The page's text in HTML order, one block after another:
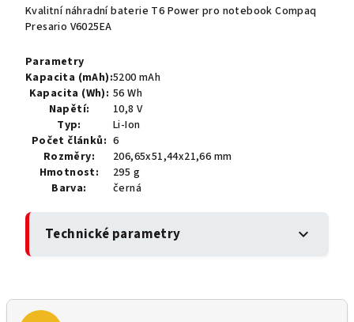
Kvalitní náhradní baterie T6 Power pro notebook Compaq
Presario V6025EA
Parametry
Kapacita (mAh):5200 mAh
Kapacita (Wh): 56 Wh
Napětí:
10,8 V
Typ:
Li-Ion
Počet článků: 6
Rozměry:
206,65x51,44x21,66 mm
Hmotnost:
295 g
Barva:
černá
Technické parametry expand_more